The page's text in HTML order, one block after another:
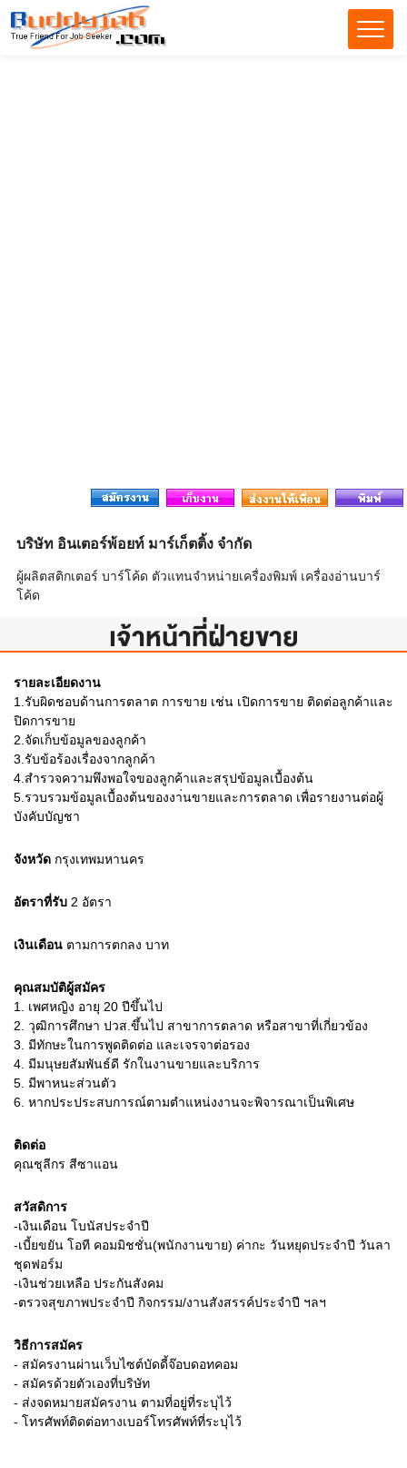
บริษัท อินเตอร์พ้อยท์ มาร์เก็ตติ้ง จำกัด
ผู้ผลิตสติกเตอร์ บาร์โค้ด ตัวแทนจำหน่ายเครื่องพิมพ์ เครื่องอ่านบาร์
โค้ด
เจ้าหน้าที่ฝ่ายขาย
รายละเอียดงาน
1.รับผิดชอบด้านการตลาต การขาย เช่น เปิดการขาย ติดต่อลูกค้าและ
ปิดการขาย
2.จัดเก็บข้อมูลของลูกค้า
3.รับข้อร้องเรื่องจากลูกค้า
4.สำรวจความพึงพอใจของลูกค้าและสรุปข้อมูลเบื้องต้น
5.รวบรวมข้อมูลเบื้องต้นของงา่นขายและการตลาด เพื่อรายงานต่อผู้
บังคับบัญชา
จังหวัด กรุงเทพมหานคร
อัตราที่รับ 2 อัตรา
เงินเดือน ตามการตกลง บาท
คุณสมบัติผู้สมัคร
1.
เพศหญิง อายุ 20 ปีขึ้นไป
2. วุฒิการศึกษา ปวส.ขึ้นไป สาขาการตลาด หรือสาขาที่เกี่ยวข้อง
3. มีทักษะในการพูดติดต่อ และเจรจาต่อรอง
4. มีมนุษยสัมพันธ์ดี รักในงานขายและบริการ
5. มีพาหนะส่วนตัว
6. หากประประสบการณ์ตามตำแหน่งงานจะพิจารณาเป็นพิเศษ
ติดต่อ
คุณชุลีกร สีซาแอน
สวัสดิการ
-เงินเดือน โบนัสประจำปี
-เบี้ยขยัน โอที คอมมิชชั่น(พนักงานขาย) ค่ากะ วันหยุดประจำปี วันลา
ชุดฟอร์ม
-เงินช่วยเหลือ ประกันสังคม
-ตรวจสุขภาพประจำปี กิจกรรม/งานสังสรรค์ประจำปี ฯลฯ
วิธีการสมัคร
- สมัครงานผ่านเว็บไซต์บัดดี้จ๊อบดอทคอม
- สมัครด้วยตัวเองที่บริษัท
- ส่งจดหมายสมัครงาน ตามที่อยู่ที่ระบุไว้
- โทรศัพท์ติดต่อทางเบอร์โทรศัพท์ที่ระบุไว้